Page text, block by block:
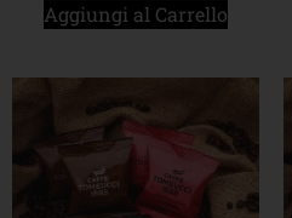
Aggiungi al Carrello